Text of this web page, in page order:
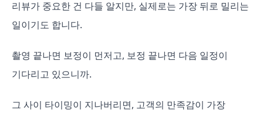
리뷰가 중요한 건 다들 알지만, 실제로는 가장 뒤로 밀리는
일이기도 합니다.
촬영 끝나면 보정이 먼저고, 보정 끝나면 다음 일정이
기다리고 있으니까.
그 사이 타이밍이 지나버리면, 고객의 만족감이 가장